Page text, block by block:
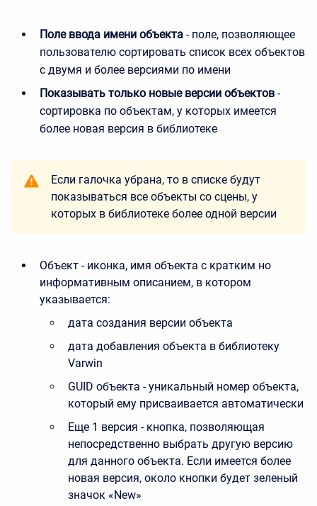
Поле ввода имени объекта - поле, позволяющее
пользователю сортировать список всех объектов
с двумя и более версиями по имени
Показывать только новые версии объектов -
сортировка по объектам, у которых имеется
более новая версия в библиотеке
Если галочка убрана, то в списке будут
показываться все объекты со сцены, у
которых в библиотеке более одной версии
Объект - иконка, имя объекта с кратким но
информативным описанием, в котором
указывается:
дата создания версии объекта
дата добавления объекта в библиотеку
Varwin
GUID объекта - уникальный номер объекта,
который ему присваивается автоматически
Еще 1 версия - кнопка, позволяющая
непосредственно выбрать другую версию
для данного объекта. Если имеется более
новая версия, около кнопки будет зеленый
значок «New»